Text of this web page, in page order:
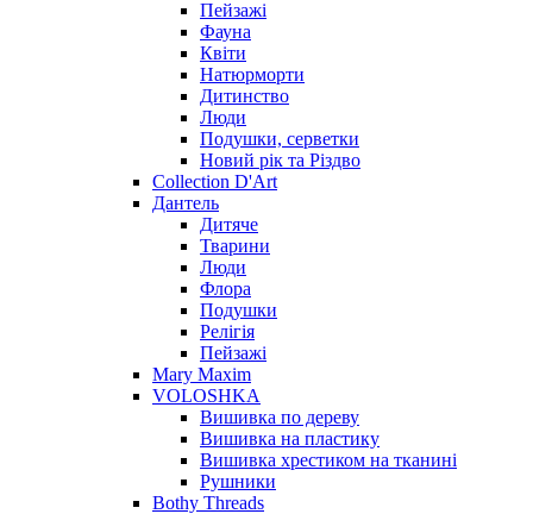
Пейзажі
Фауна
Квіти
Натюрморти
Дитинство
Люди
Подушки, серветки
Новий рік та Різдво
Collection D'Art
Дантель
Дитяче
Тварини
Люди
Флора
Подушки
Релігія
Пейзажі
Mary Maxim
VOLOSHKA
Вишивка по дереву
Вишивка на пластику
Вишивка хрестиком на тканині
Рушники
Bothy Threads